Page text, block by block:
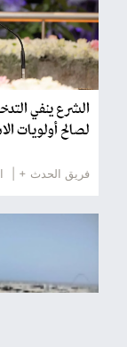
الشرع ينفي
لصالح أولويات
فريق الحدث + |